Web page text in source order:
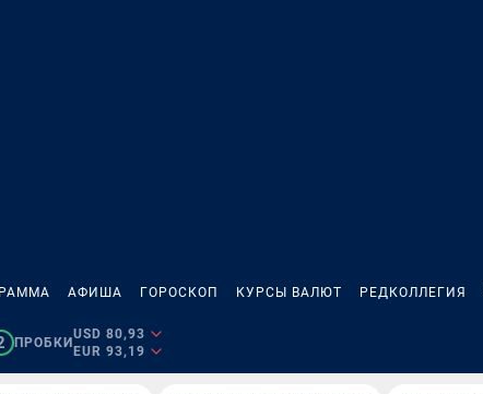
АФИША ГОРОСКОП КУРСЫ ВАЛЮТ РЕДКОЛЛЕГИЯ
ПРОБКИ
USD 80,93
EUR 93,19